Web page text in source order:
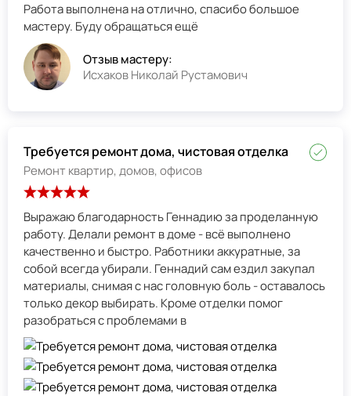
Работа выполнена на отлично, спасибо большое
мастеру. Буду обращаться ещё
Отзыв мастеру:
Исхаков Николай Рустамович
Требуется ремонт дома, чистовая отделка
Ремонт квартир, домов, офисов
Выражаю благодарность Геннадию за проделанную
работу. Делали ремонт в доме - всё выполнено
качественно и быстро. Работники аккуратные, за
собой всегда убирали. Геннадий сам ездил закупал
материалы, снимая с нас головную боль - оставалось
только декор выбирать. Кроме отделки помог
разобраться с проблемами в